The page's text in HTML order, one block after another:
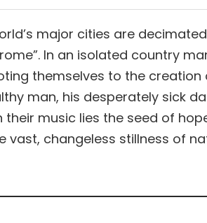
major cities are
In an isolated country
themselves to the
man, his desperately sick
their music lies the seed of
vast, changeless stillness of